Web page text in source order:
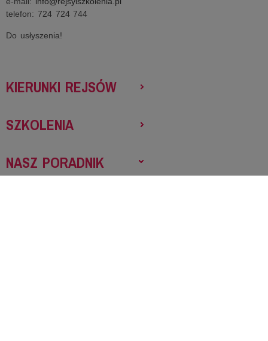
telefon: 724 724 744
Do usłyszenia!
KIERUNKI REJSÓW
SZKOLENIA
NASZ PORADNIK